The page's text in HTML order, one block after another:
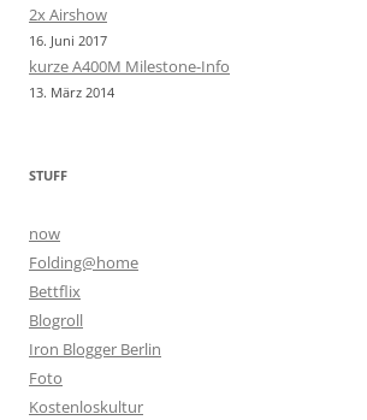
2x Airshow
16. Juni 2017
kurze A400M Milestone-Info
13. März 2014
STUFF
now
Folding@home
Bettflix
Blogroll
Iron Blogger Berlin
Foto
Kostenloskultur